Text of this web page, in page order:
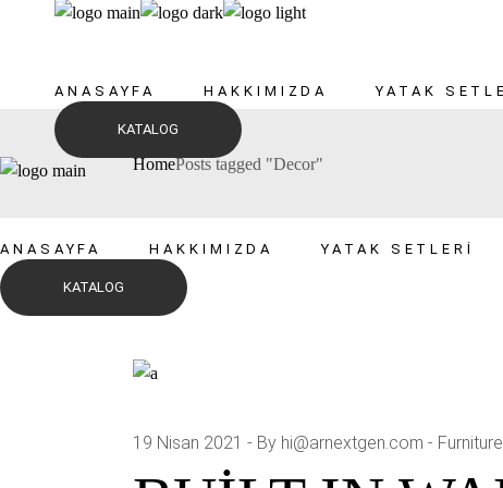
ANASAYFA HAKKIMIZDA YATAK
KATALOG
ANASAYFA HAKKIMIZDA YATAK SETLERI
KATALOG
HomePosts tagged "Decor"
19 Nisan 2021 By hi@arnextgen.com Furniture